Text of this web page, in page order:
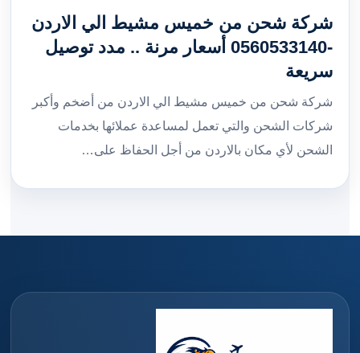
شركة شحن من خميس مشيط الي الاردن
-0560533140 أسعار مرنة .. مدد توصيل
سريعة
شركة شحن من خميس مشيط الي الاردن من أضخم وأكبر
شركات الشحن والتي تعمل لمساعدة عملائها بخدمات
الشحن لأي مكان بالاردن من أجل الحفاظ على…